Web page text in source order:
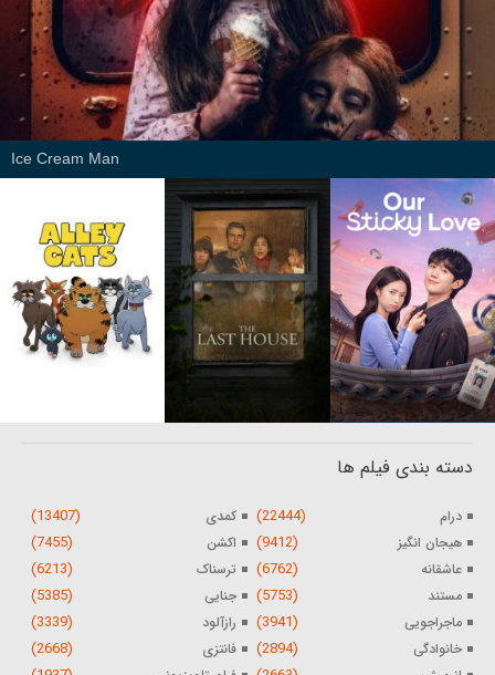
Ice Cream Man
دسته بندی فیلم ها
درام (22444) کمدی (13407)
هیجان انگیز (9412) اکشن (7455)
عاشقانه (6762) ترسناک (6213)
مستند (5753) جنایی (5385)
ماجراجویی (3941) رازآلود (3339)
خانوادگی (2894) فانتزی (2668)